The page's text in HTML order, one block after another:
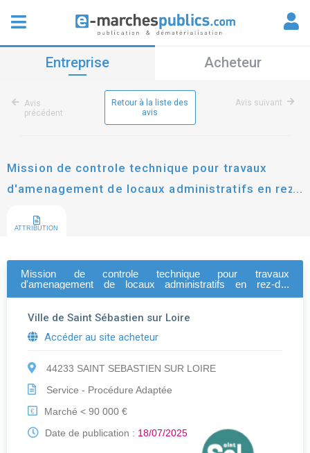
Entreprise Acheteur
Avis
précédent
Retour à la liste des
avis
Avis suivant
Mission de controle technique pour travaux
d'amenagement de locaux administratifs en rez-
loire (44)
ATTRIBUTION
Mission de controle technique pour travaux
d'amenagement de locaux administratifs en rez-de-
Ville de Saint Sébastien sur Loire
Accéder au site acheteur
44233 SAINT SEBASTIEN SUR LOIRE
Service - Procédure Adaptée
€
Marché < 90 000 €
Date de publication : 18/07/2025